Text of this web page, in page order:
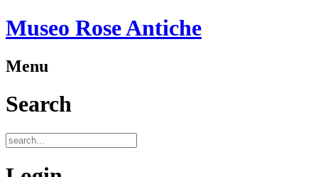
Museo Rose Antiche
Menu
Search